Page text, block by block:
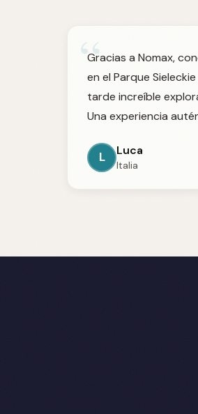
“
Gracias a Nomax,
en el Parque
tarde increíble
Una experiencia
L Luca
Italia